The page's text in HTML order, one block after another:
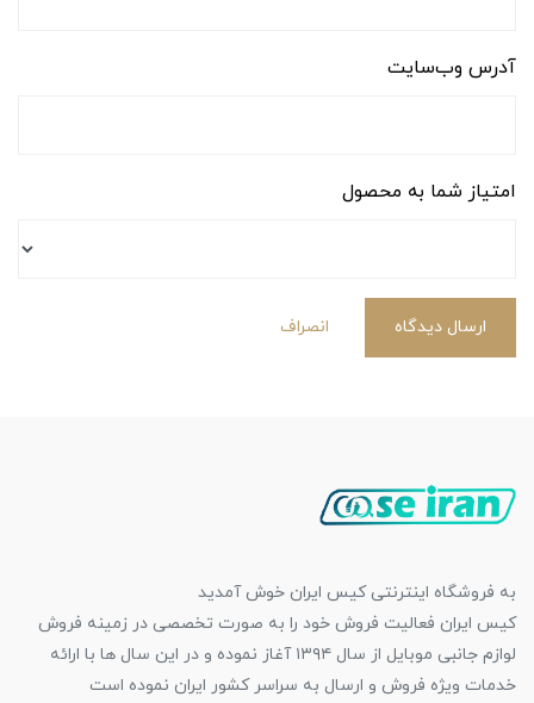
آدرس وب‌سایت
امتیاز شما به محصول
ارسال دیدگاه انصراف
به فروشگاه اینترنتی کیس ایران خوش آمدید
کیس ایران فعالیت فروش خود را به صورت تخصصی در زمینه فروش
لوازم جانبی موبایل از سال ۱۳۹۴ آغاز نموده و در این سال ها با ارائه
خدمات ویژه فروش و ارسال به سراسر کشور ایران نموده است